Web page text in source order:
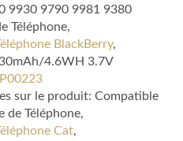
9930 9790 9981 9380
Téléphone,
BlackBerry,
4.6WH 3.7V
sur le produit: Compatible
de Téléphone,
Cat,